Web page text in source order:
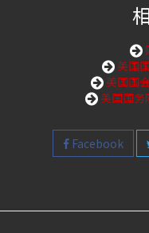
美国
美国国
美国国务
Facebook